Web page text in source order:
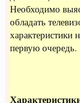
Необходимо
обладать
характеристики
первую очередь.